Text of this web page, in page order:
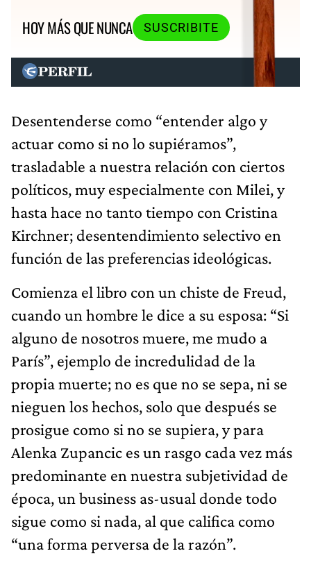
HOY MÁS QUE NUNCA
SUSCRIBITE
Desentenderse como “entender algo y
actuar como si no lo supiéramos”,
trasladable a nuestra relación con ciertos
políticos, muy especialmente con Milei, y
hasta hace no tanto tiempo con Cristina
Kirchner; desentendimiento selectivo en
función de las preferencias ideológicas.
Comienza el libro con un chiste de Freud,
cuando un hombre le dice a su esposa: “Si
alguno de nosotros muere, me mudo a
París”, ejemplo de incredulidad de la
propia muerte; no es que no se sepa, ni se
nieguen los hechos, solo que después se
prosigue como si no se supiera, y para
Alenka Zupancic es un rasgo cada vez más
predominante en nuestra subjetividad de
época, un business as-usual donde todo
sigue como si nada, al que califica como
“una forma perversa de la razón”.